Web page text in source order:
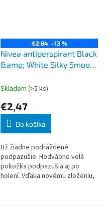
€2,84 –13 %
Nivea antiperspirant Black
&amp; White Silky Smooth
Skladom (>5 ks)
€2,47
Do košíka
Už žiadne podráždené
podpazušie. Hodvábne volá
pokožka podpazušia aj po
holení. Vďaka novému zloženiu,